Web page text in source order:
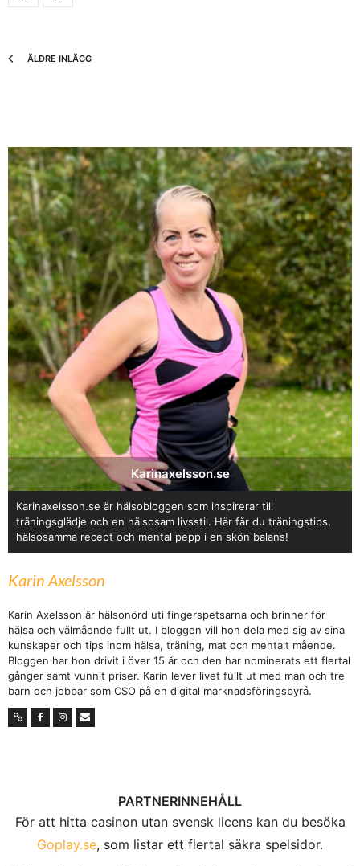
ÄLDRE INLÄGG
Karinaxelsson.se
Karinaxelsson.se är hälsobloggen som inspirerar till
träningsglädje och en hälsosam livsstil. Här får du träningstips,
hälsosamma recept och mental pepp i en skön balans!
Karin Axelsson
Karin Axelsson är hälsonörd uti fingerspetsarna och brinner för
hälsa och välmående fullt ut. I bloggen vill hon dela med sig av sina
kunskaper och tips inom hälsa, träning, mat och mentalt mående.
Bloggen har hon drivit i över 15 år och den har nominerats ett flertal
gånger samt vunnit priser. Karin lever livet fullt ut med man och tre
barn och jobbar som CSO på en digital marknadsföringsbyrå.
PARTNERINNEHÅLL
För att hitta casinon utan svensk licens kan du besöka
Goplay.se, som listar ett flertal säkra spelsidor.